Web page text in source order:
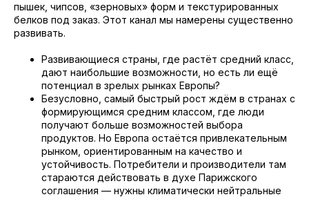
пышек, чипсов, «зерновых» форм и текстурированных
белков под заказ. Этот канал мы намерены существенно
развивать.
Развивающиеся страны, где растёт средний класс,
дают наибольшие возможности, но есть ли ещё
потенциал в зрелых рынках Европы?
Безусловно, самый быстрый рост ждём в странах с
формирующимся средним классом, где люди
получают больше возможностей выбора
продуктов. Но Европа остаётся привлекательным
рынком, ориентированным на качество и
устойчивость. Потребители и производители там
стараются действовать в духе Парижского
соглашения — нужны климатически нейтральные